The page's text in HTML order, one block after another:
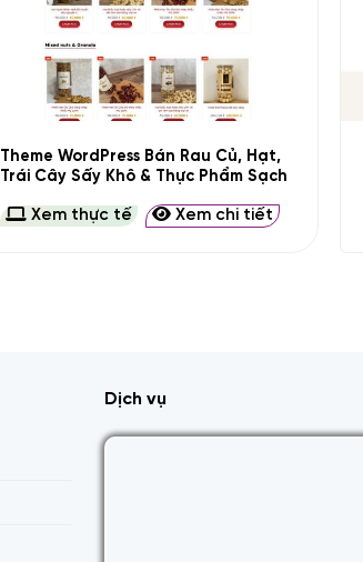
Theme WordPress Bán Rau Củ, Hạt,
Trái Cây Sấy Khô & Thực Phẩm Sạch
Xem thực tế Xem chi tiết
Dịch vụ